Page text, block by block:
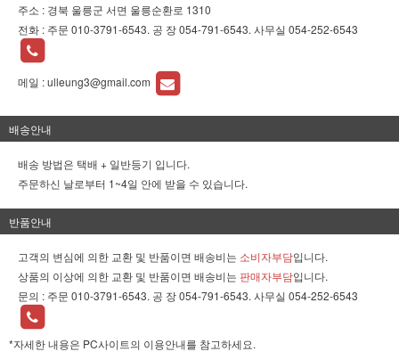
주소 : 경북 울릉군 서면 울릉순환로 1310
전화 : 주문 010-3791-6543. 공 장 054-791-6543. 사무실 054-252-6543
메일 :ulleung3@gmail.com
배송안내
배송 방법은 택배 + 일반등기 입니다.
주문하신 날로부터 1~4일 안에 받을 수 있습니다.
반품안내
고객의 변심에 의한 교환 및 반품이면 배송비는 소비자부담입니다.
상품의 이상에 의한 교환 및 반품이면 배송비는 판매자부담입니다.
문의 : 주문 010-3791-6543. 공 장 054-791-6543. 사무실 054-252-6543
*자세한 내용은 PC사이트의 이용안내를 참고하세요.